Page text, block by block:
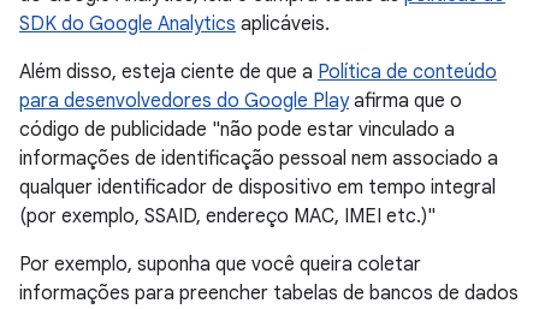
SDK do Google Analytics aplicáveis.
Além disso, esteja ciente de que a Política de conteúdo
para desenvolvedores do Google Playafirma que o
código de publicidade "não pode estar vinculado a
informações de identificação pessoal nem associado a
qualquer identificador de dispositivo em tempo integral
(por exemplo, SSAID, endereço MAC, IMEI etc.)"
Por exemplo, suponha que você queira coletar
informações para preencher tabelas de bancos de dados